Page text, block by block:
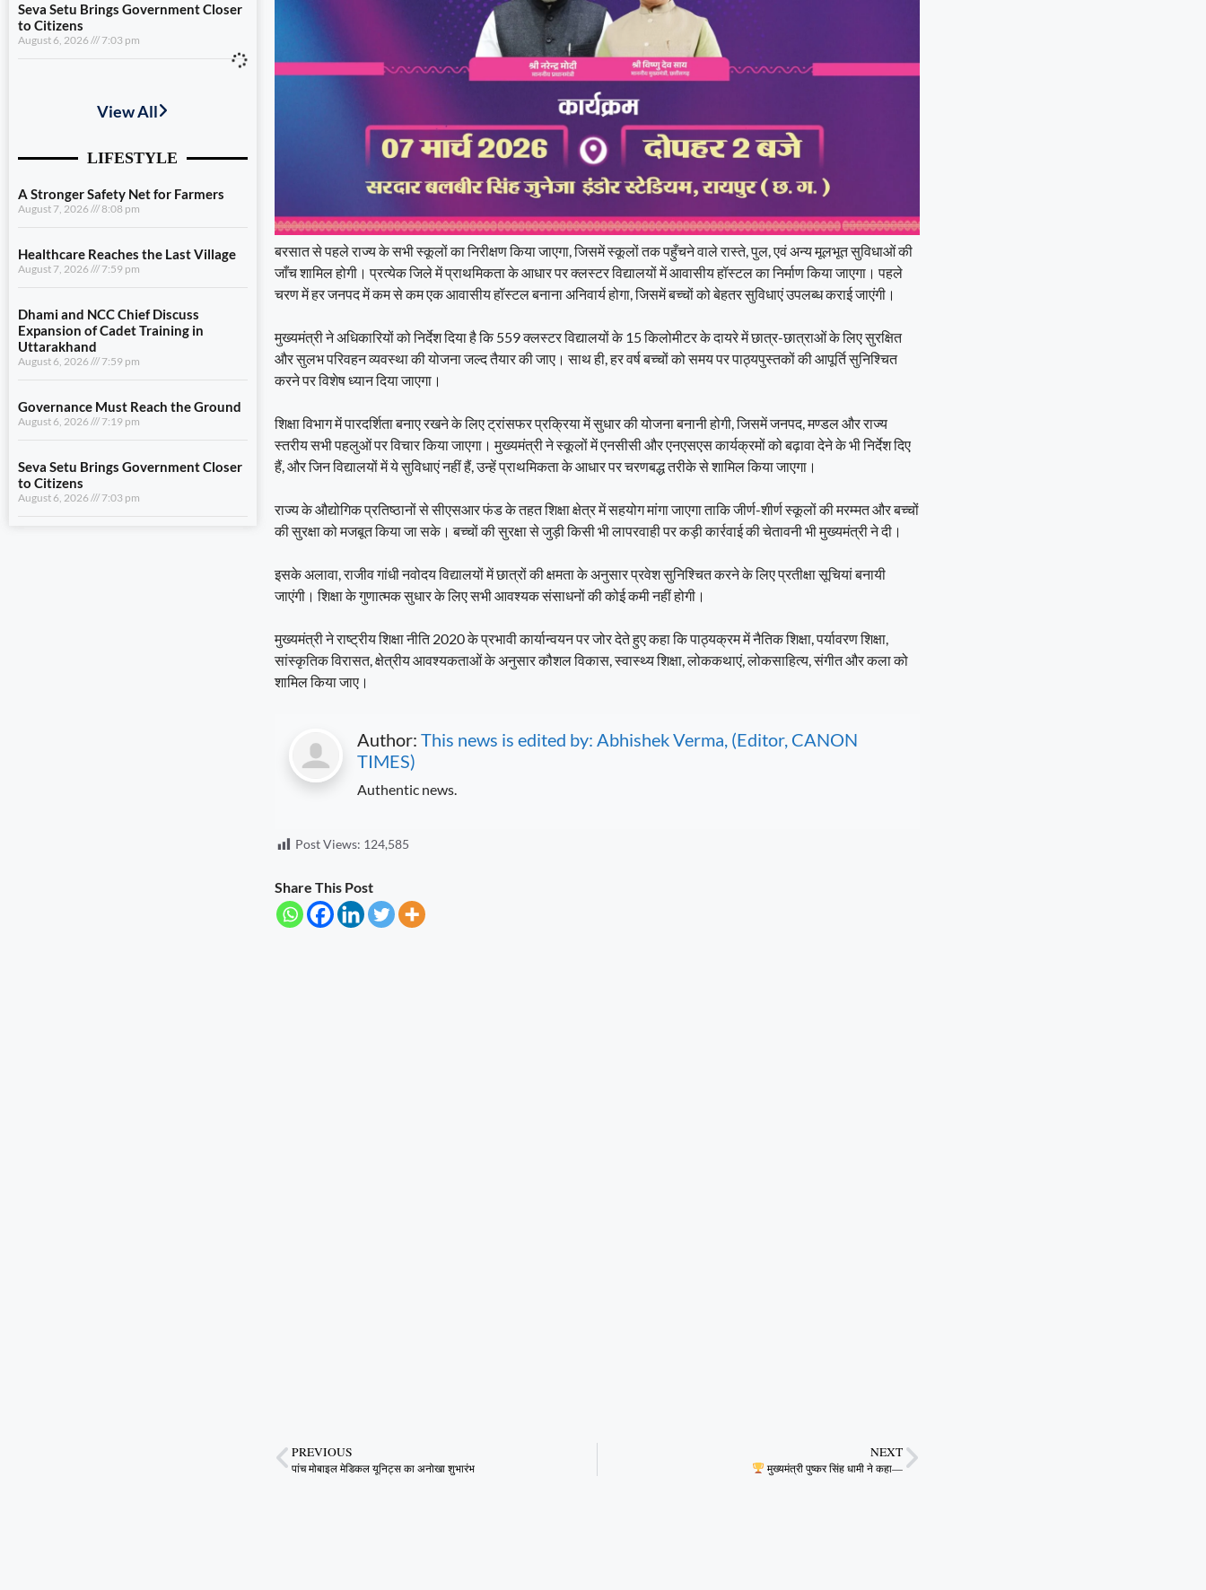
Seva Setu Brings Government Closer
to Citizens
August 6, 2026 7:03 pm
August 7, 2026 7:59 pm
Dhami and NCC Chief Discuss
August 6, 2026 7:59 pm
August 6, 2026 7:19 pm
Seva Setu Brings Government Closer
View All
LIFESTYLE
बरसात से पहले राज्य के सभी स्कूलों का निरीक्षण किया जाएगा, जिसमें स्कूलों तक पहुँचने वाले रास्ते, पुल, एवं अन्य मूलभूत सुविधाओं की
जाँच शामिल होगी। प्रत्येक जिले में प्राथमिकता के आधार पर क्लस्टर विद्यालयों में आवासीय हॉस्टल का निर्माण किया जाएगा। पहले
चरण में हर जनपद में कम से कम एक आवासीय हॉस्टल बनाना अनिवार्य होगा, जिसमें बच्चों को बेहतर सुविधाएं उपलब्ध कराई जाएंगी।
मुख्यमंत्री ने अधिकारियों को निर्देश दिया है कि 559 क्लस्टर विद्यालयों के 15 किलोमीटर के दायरे में छात्र-छात्राओं के लिए सुरक्षित
और सुलभ परिवहन व्यवस्था की योजना जल्द तैयार की जाए। साथ ही, हर वर्ष बच्चों को समय पर पाठ्यपुस्तकों की आपूर्ति सुनिश्चित
करने पर विशेष ध्यान दिया जाएगा।
शिक्षा विभाग में पारदर्शिता बनाए रखने के लिए ट्रांसफर प्रक्रिया में सुधार की योजना बनानी होगी, जिसमें जनपद, मण्डल और राज्य
स्तरीय सभी पहलुओं पर विचार किया जाएगा। मुख्यमंत्री ने स्कूलों में एनसीसी और एनएसएस कार्यक्रमों को बढ़ावा देने के भी निर्देश दिए
हैं, और जिन विद्यालयों में ये सुविधाएं नहीं हैं, उन्हें प्राथमिकता के आधार पर चरणबद्ध तरीके से शामिल किया जाएगा।
राज्य के औद्योगिक प्रतिष्ठानों से सीएसआर फंड के तहत शिक्षा क्षेत्र में सहयोग मांगा जाएगा ताकि जीर्ण-शीर्ण स्कूलों की मरम्मत और बच्चों
की सुरक्षा को मजबूत किया जा सके। बच्चों की सुरक्षा से जुड़ी किसी भी लापरवाही पर कड़ी कार्रवाई की चेतावनी भी मुख्यमंत्री ने दी।
इसके अलावा, राजीव गांधी नवोदय विद्यालयों में छात्रों की क्षमता के अनुसार प्रवेश सुनिश्चित करने के लिए प्रतीक्षा सूचियां बनायी
जाएंगी। शिक्षा के गुणात्मक सुधार के लिए सभी आवश्यक संसाधनों की कोई कमी नहीं होगी।
मुख्यमंत्री ने राष्ट्रीय शिक्षा नीति 2020 के प्रभावी कार्यान्वयन पर जोर देते हुए कहा कि पाठ्यक्रम में नैतिक शिक्षा, पर्यावरण शिक्षा,
सांस्कृतिक विरासत, क्षेत्रीय आवश्यकताओं के अनुसार कौशल विकास, स्वास्थ्य शिक्षा, लोककथाएं, लोकसाहित्य, संगीत और कला को
शामिल किया जाए।
Author: This news is edited by: Abhishek Verma, (Editor, CANON
TIMES)
Authentic news.
Post Views: 124,585
Share This Post
PREVIOUS
पांच मोबाइल मेडिकल यूनिट्स का अनोखा शुभारंभ
NEXT
मुख्यमंत्री पुष्कर सिंह धामी ने कहा—